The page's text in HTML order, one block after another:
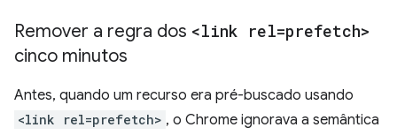
Remover a regra dos <link rel=prefetch>
cinco minutos
Antes, quando um recurso era pré-buscado usando
<link rel=prefetch> , o Chrome ignorava a semântica